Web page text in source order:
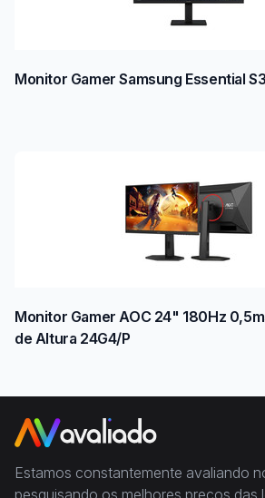
Monitor Gamer Samsung Essential
Monitor Gamer AOC 24" 180Hz
de Altura 24G4/P
Estamos constantemente avaliando